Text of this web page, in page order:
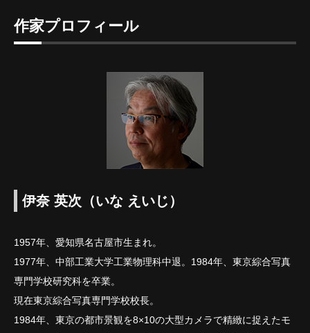
作家プロフィール
伊奈 英次（いな えいじ）
1957年、愛知県名古屋市生まれ。
1977年、中部工業大学工業物理科中退。1984年、東京綜合写真
専門学校研究科を卒業。
現在東京綜合写真専門学校校長。
1984年、東京の都市景観を8×10の大型カメラで精緻に捉えたモ